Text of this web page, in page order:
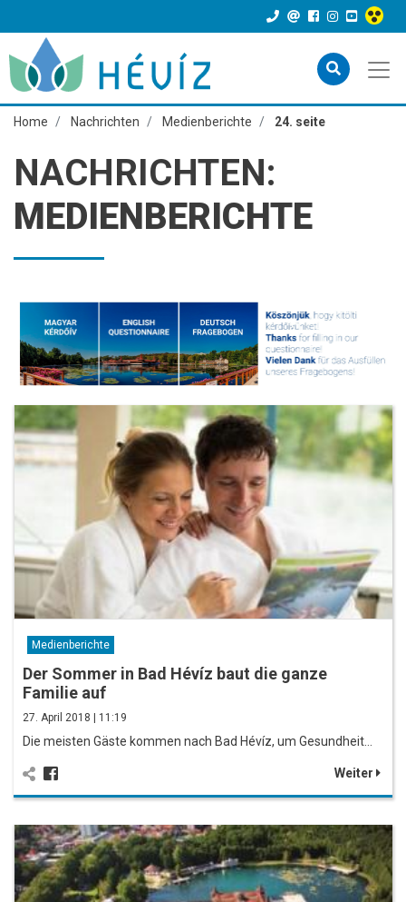
Home Nachrichten Medienberichte 24. seite
NACHRICHTEN:
MEDIENBERICHTE
Medienberichte
Der Sommer in Bad Hévíz baut die ganze
Familie auf
27. April 2018 | 11:19
Die meisten Gäste kommen nach Bad Hévíz, um Gesundheit…
Weiter